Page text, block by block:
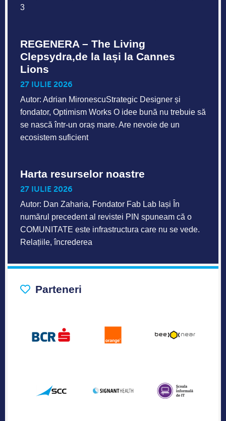
3
REGENERA – The Living
Clepsydra,de la Iași la Cannes
Lions
27 IULIE 2026
Autor: Adrian MironescuStrategic Designer și
fondator, Optimism Works O idee bună nu trebuie să
se nască într-un oraș mare. Are nevoie de un
ecosistem suficient
Harta resurselor noastre
27 IULIE 2026
Autor: Dan Zaharia, Fondator Fab Lab Iași În
numărul precedent al revistei PIN spuneam că o
COMUNITATE este infrastructura care nu se vede.
Relațiile, încrederea
Parteneri